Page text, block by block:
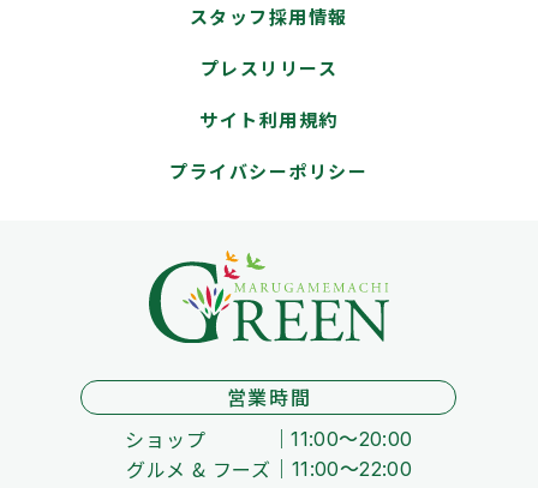
スタッフ採用情報
プレスリリース
サイト利用規約
プライバシーポリシー
営業時間
ショップ
11:00～20:00
グルメ & フーズ 11:00～22:00